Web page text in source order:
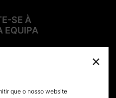
SE À
EQUIPA
×
que o nosso website